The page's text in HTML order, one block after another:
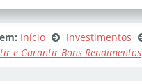
Início Investimentos
e Garantir Bons Rendimentos